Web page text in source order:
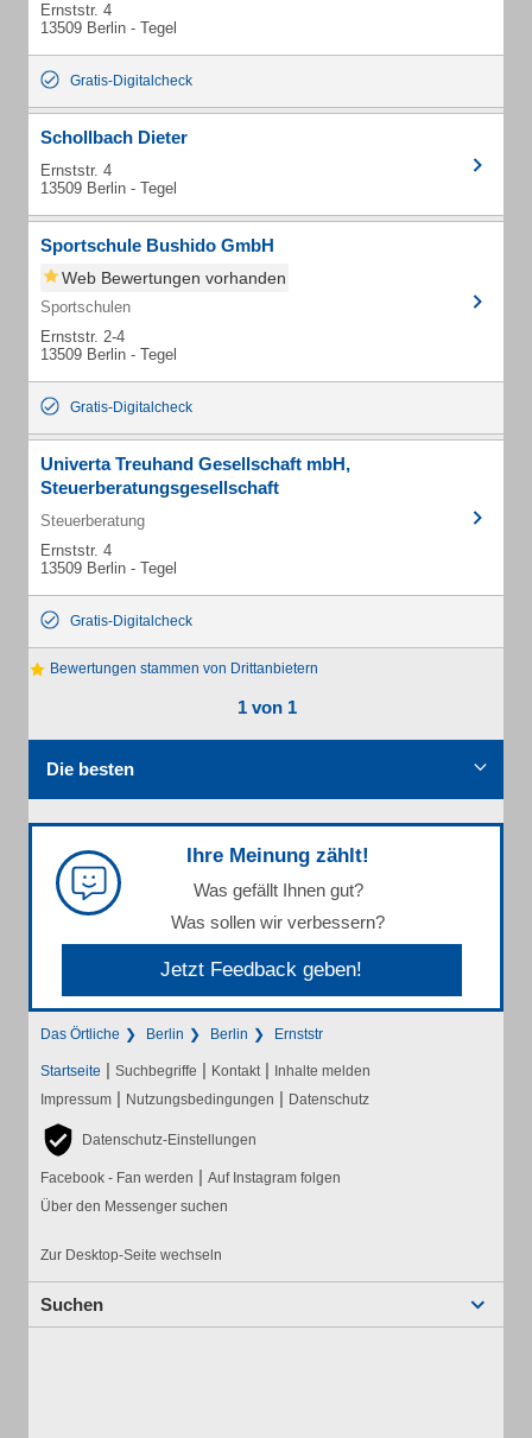
Ernststr. 4
13509 Berlin - Tegel
Gratis-Digitalcheck
Schollbach Dieter
Ernststr. 4
13509 Berlin - Tegel
Sportschule Bushido GmbH
Web Bewertungen vorhanden
Sportschulen
Ernststr. 2-4
13509 Berlin - Tegel
Gratis-Digitalcheck
Univerta Treuhand Gesellschaft mbH,
Steuerberatungsgesellschaft
Steuerberatung
Ernststr. 4
13509 Berlin - Tegel
Gratis-Digitalcheck
Bewertungen stammen von Drittanbietern
1 von 1
Die besten
Ihre Meinung zählt!
Was gefällt Ihnen gut?
Was sollen wir verbessern?
Jetzt Feedback geben!
Das Örtliche Berlin Berlin Ernststr
Startseite | Suchbegriffe | Kontakt | Inhalte melden
Impressum | Nutzungsbedingungen | Datenschutz
Datenschutz-Einstellungen
Facebook - Fan werden | Auf Instagram folgen
Über den Messenger suchen
Zur Desktop-Seite wechseln
Suchen